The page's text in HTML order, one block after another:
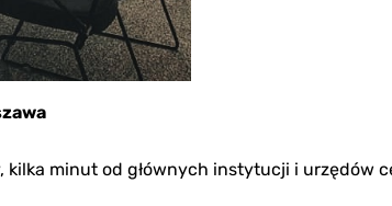
minut od głównych instytucji i urzędów